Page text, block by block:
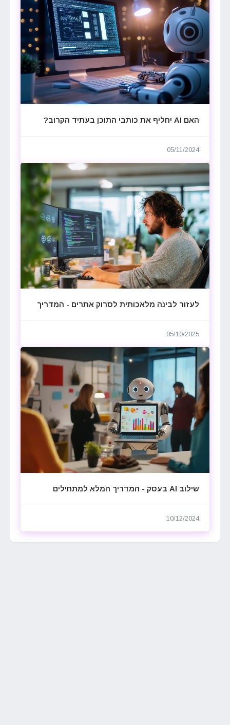
האם AI יחליף את כותבי התוכן בעתיד הקרוב?
05/11/2024
לעזור לבינה מלאכותית לסרוק אתרים - המדריך
05/10/2025
שילוב AI בעסק - המדריך המלא למתחילים
10/12/2024